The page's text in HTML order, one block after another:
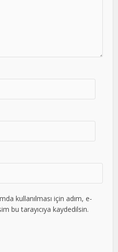
kullanılması için adım, e-
bu tarayıcıya kaydedilsin.